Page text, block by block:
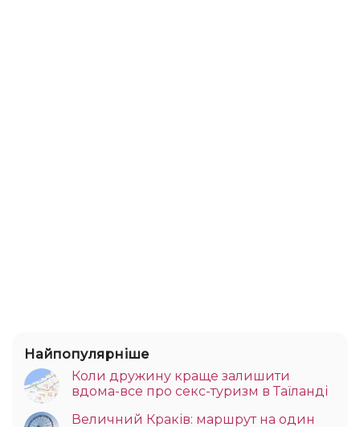
Найпопулярніше
Коли дружину краще залишити
вдома-все про секс-туризм в Таїланді
Величний Краків: маршрут на один